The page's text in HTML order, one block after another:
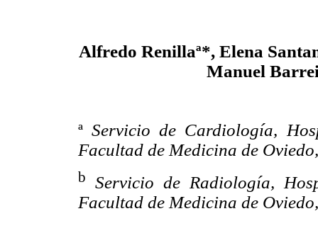
Alfredo Renillaª*, Elena
Manuel
ªServicio de Cardiología,
Facultad de Medicina de
b
Servicio de Radiología,
Facultad de Medicina de